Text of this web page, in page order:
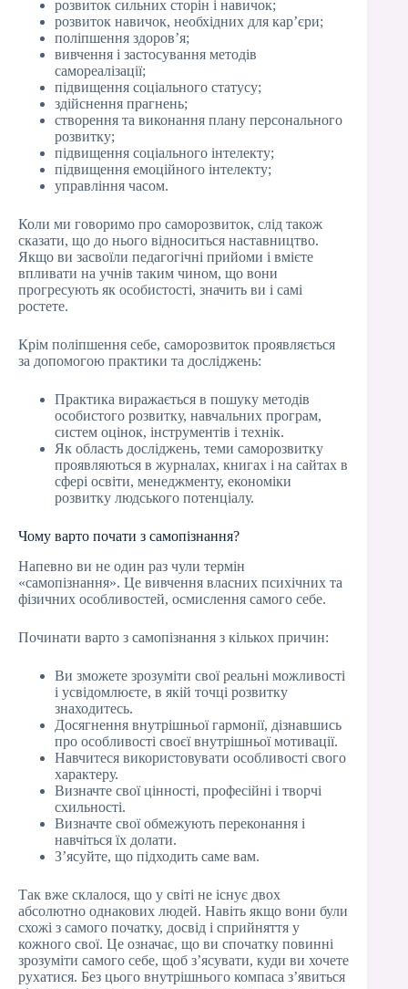
розвиток сильних сторін і навичок;
розвиток навичок, необхідних для кар’єри;
поліпшення здоров’я;
вивчення і застосування методів
самореалізації;
підвищення соціального статусу;
здійснення прагнень;
створення та виконання плану персонального
розвитку;
підвищення соціального інтелекту;
підвищення емоційного інтелекту;
управління часом.
Коли ми говоримо про саморозвиток, слід також
сказати, що до нього відноситься наставництво.
Якщо ви засвоїли педагогічні прийоми і вмієте
впливати на учнів таким чином, що вони
прогресують як особистості, значить ви і самі
ростете.
Крім поліпшення себе, саморозвиток проявляється
за допомогою практики та досліджень:
Практика виражається в пошуку методів
особистого розвитку, навчальних програм,
систем оцінок, інструментів і технік.
Як область досліджень, теми саморозвитку
проявляються в журналах, книгах і на сайтах в
сфері освіти, менеджменту, економіки
розвитку людського потенціалу.
Чому варто почати з самопізнання?
Напевно ви не один раз чули термін
«самопізнання». Це вивчення власних психічних та
фізичних особливостей, осмислення самого себе.
Починати варто з самопізнання з кількох причин:
Ви зможете зрозуміти свої реальні можливості
і усвідомлюєте, в якій точці розвитку
знаходитесь.
Досягнення внутрішньої гармонії, дізнавшись
про особливості своєї внутрішньої мотивації.
Навчитеся використовувати особливості свого
характеру.
Визначте свої цінності, професійні і творчі
схильності.
Визначте свої обмежують переконання і
навчіться їх долати.
З’ясуйте, що підходить саме вам.
Так вже склалося, що у світі не існує двох
абсолютно однакових людей. Навіть якщо вони були
схожі з самого початку, досвід і сприйняття у
кожного свої. Це означає, що ви спочатку повинні
зрозуміти самого себе, щоб з’ясувати, куди ви хочете
рухатися. Без цього внутрішнього компаса з’явиться